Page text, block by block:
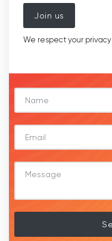
Join us
We respect your